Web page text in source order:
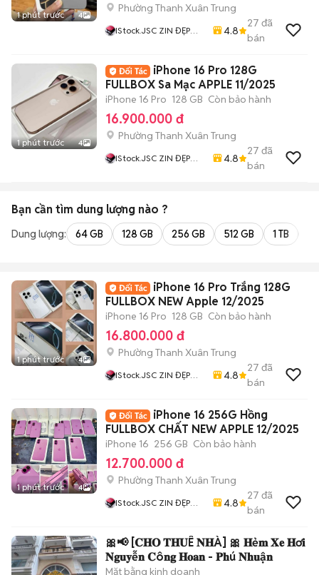
1 phút trước 4
Phường Thanh Xuân Trung
IStock.JSC ZIN ĐẸP
4.8
27 đã
bán
1 phút trước 4
iPhone 16 Pro 128G
FULLBOX Sa Mạc APPLE 11/2025
iPhone 16 Pro 128 GB Còn bảo hành
16.900.000 đ
Phường Thanh Xuân Trung
IStock.JSC ZIN ĐẸP
4.8
27 đã
bán
Bạn cần tìm dung lượng nào ?
Dung lượng: 64 GB 128 GB 256 GB 512 GB 1 TB
1 phút trước 4
iPhone 16 Pro Trắng 128G
FULLBOX NEW Apple 12/2025
iPhone 16 Pro 128 GB Còn bảo hành
16.800.000 đ
Phường Thanh Xuân Trung
IStock.JSC ZIN ĐẸP
4.8
27 đã
bán
1 phút trước 4
iPhone 16 256G Hồng
FULLBOX CHẤT NEW APPLE 12/2025
iPhone 16 256 GB Còn bảo hành
12.700.000 đ
Phường Thanh Xuân Trung
IStock.JSC ZIN ĐẸP
4.8
27 đã
bán
🎀📢 [𝐂𝐇𝐎 𝐓𝐇𝐔Ê 𝐍𝐇À] 🎀 𝐇ẻ𝐦 𝐗𝐞 𝐇ơ𝐢
𝐍𝐠𝐮𝐲ễ𝐧 𝐂ô𝐧𝐠 𝐇𝐨𝐚𝐧 - 𝐏𝐡ú 𝐍𝐡𝐮ậ𝐧
Mặt bằng kinh doanh